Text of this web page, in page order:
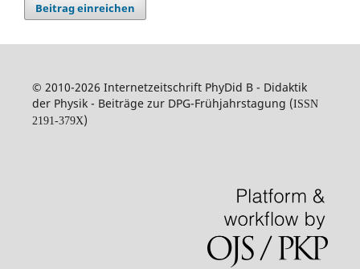
Beitrag einreichen
© 2010-2026 Internetzeitschrift PhyDid B - Didaktik
der Physik - Beiträge zur DPG-Frühjahrstagung (ISSN
2191-379X)